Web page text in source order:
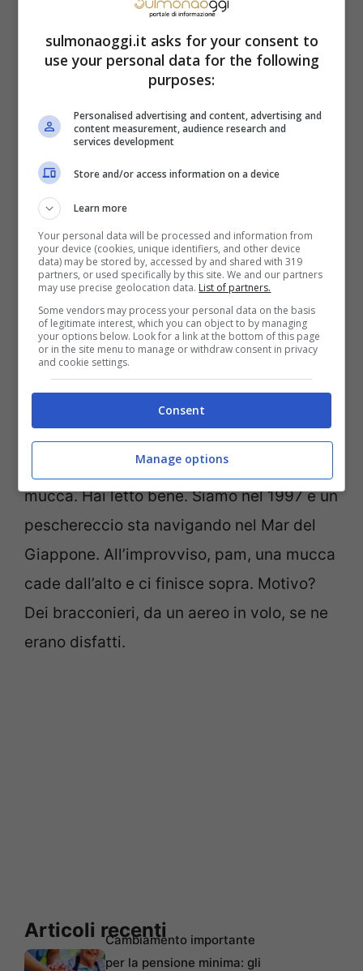
Non solo meduse o vermi,
ma incredibile quello che è
capitato nel 1997
Nel 2007, in America, in Lousiana, ad un
certo punto gli abitanti videro piovere
addosso dei vermi, anche in questo caso
per colpa di un tornado. Sapete quando si
dice “piovono i soldi dal cielo”? È successo
realmente, in Germania, nel 2022, con
banconote cadute dall’alto di un
grattacielo. Ma se questo ti sembra strano,
leggi cosa si trova al primo posto. Sai qual
è la cosa più strana caduta dal
mucca. Hai letto bene. Siamo nel 1997 e un
peschereccio sta navigando nel Mar del
Giappone. All’improvviso, pam, una mucca
cade dall’alto e ci finisce sopra. Motivo?
Dei bracconieri, da un aereo in volo, se ne
erano disfatti.
Articoli recentiCambiamento importante
per la pensione minima: gli
sulmonaoggi.it asks for your consent to
use your personal data for the following
purposes:
Personalised advertising and content, advertising and
content measurement, audience research and
services development
Store and/or access information on a device
Learn more
Your personal data will be processed and information from
your device (cookies, unique identifiers, and other device
data) may be stored by, accessed by and shared with 319
partners, or used specifically by this site. We and our partners
may use precise geolocation data. List of partners.
Some vendors may process your personal data on the basis
of legitimate interest, which you can object to by managing
your options below. Look for a link at the bottom of this page
or in the site menu to manage or withdraw consent in privacy
and cookie settings.
Consent
Manage options